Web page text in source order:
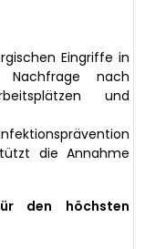
Eingriffe in
Nachfrage nach
und
die Annahme
den höchsten